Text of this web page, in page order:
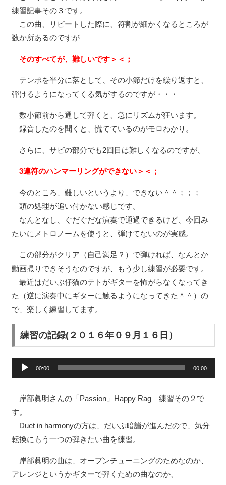
練習記事その３です。
この曲、リピートした際に、符割が細かくなるところが
数か所あるのですが
そのすべてが、難しいです＞＜；
テンポを半分に落として、その小節だけを繰り返すと、
弾けるようになってくる気がするのですが・・・
数小節前から通して弾くと、急にリズムが狂います。
録音したのを聞くと、慌てているのがモロわかり。
さらに、サビの部分でも2回目は難しくなるのですが、
3連符のハンマーリングができない＞＜；
今のところ、難しいというより、できない＾＾；；；
頭の処理が追い付かない感じです。
なんとなし、ぐだぐだな演奏で通過できるけど、今回み
たいにメトロノームを使うと、弾けてないのが実感。
この部分がクリア（自己満足？）で弾ければ、なんとか
動画撮りできそうなのですが、もう少し練習が必要です。
最近はだいぶ仔猫のテトがギターを怖がらなくなってき
た（逆に演奏中にギターに触るようになってきた＾＾）の
で、楽しく練習してます。
練習の記録(２０１６年０９月１６日）
声
ー
ー
00:00 00:00
岸部眞明さんの「Passion」Happy Rag 練習その２で
す。
Duet in harmonyの方は、だいぶ暗譜が進んだので、気分
転換にもう一つの弾きたい曲を練習。
岸部眞明の曲は、オープンチューニングのためなのか、
アレンジというかギターで弾くための曲なのか、